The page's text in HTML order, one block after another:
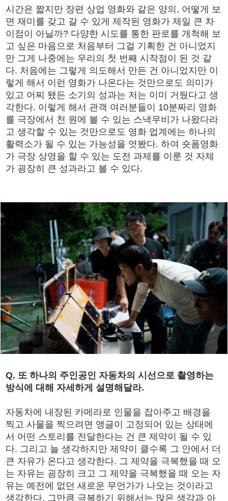
시간은 짧지만 장편 상업 영화와 같은 양의, 어떻게 보
면 재미를 갖고 갈 수 있게 제작된 영화가 제일 큰 차
이점이 아닐까? 다양한 시도를 통한 판로를 개척해 보
고 싶은 마음으로 처음부터 그걸 기획한 건 아니었지
만 그게 나중에는 우리의 첫 번째 시작점이 된 것 같
다. 처음에는 그렇게 의도해서 만든 건 아니었지만 이
렇게 해서 이런 영화가 나온다는 것만으로도 의미가
있고 어찌 됐든 소기의 성과는 저는 이미 거뒀다고 생
각한다. 이렇게 해서 관객 여러분들이 10분짜리 영화
를 극장에서 천 원에 볼 수 있는 스낵무비가 나왔다라
고 생각할 수 있는 것만으로도 영화 업계에는 하나의
활력소가 될 수 있는 가능성을 엿봤다. 하여 숏폼영화
가 극장 상영을 할 수 있는 도전 과제를 이룬 것 자체
가 굉장히 큰 성과라고 볼 수 있다.
Q. 또 하나의 주인공인 자동차의 시선으로 촬영하는
방식에 대해 자세하게 설명해달라.
자동차에 내장된 카메라로 인물을 잡아주고 배경을
찍고 사물을 찍으려면 앵글이 고정되어 있는 상태에
서 어떤 스토리를 전달한다는 건 큰 제약이 될 수 있
다. 그리고 늘 생각하지만 제약이 클수록 그 안에서 더
큰 자유가 온다고 생각한다. 그 제약을 극복했을 때 오
는 자유는 굉장히 크고 그 제약을 극복했을 때 오는 자
유는 예전에 없던 새로운 무언가가 나오는 것이라고
생각한다. 그만큼 극복하기 위해서는 많은 생각과 아